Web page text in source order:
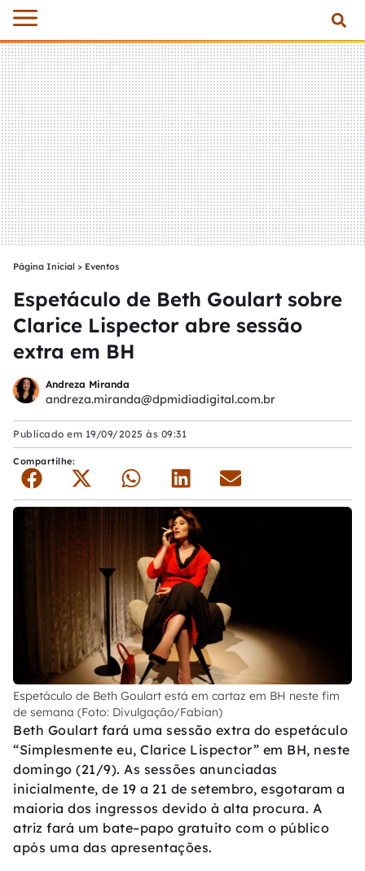
Página Inicial > Eventos
Espetáculo de Beth Goulart sobre
Clarice Lispector abre sessão
extra em BH
Andreza Miranda
andreza.miranda@dpmidiadigital.com.br
Publicado em 19/09/2025 às 09:31
Compartilhe:
Espetáculo de Beth Goulart está em cartaz em BH neste fim
de semana (Foto: Divulgação/Fabian)
Beth Goulart fará uma sessão extra do espetáculo
“Simplesmente eu, Clarice Lispector” em BH, neste
domingo (21/9). As sessões anunciadas
inicialmente, de 19 a 21 de setembro, esgotaram a
maioria dos ingressos devido à alta procura. A
atriz fará um bate–papo gratuito com o público
após uma das apresentações.